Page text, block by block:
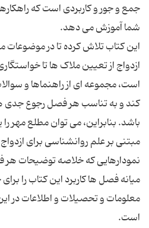
جمع و جور و کاربردی است که
این کتاب تلاش کرده تا در موضوعات
ازدواج از تعیین ملاک ها تا
است، مجموعه ای از راهنماها و
کند و به تناسب هر فصل رجوع جدی
باشد. بنابراین، می توان مطلع مهر
نمودارهایی که خلاصه توضیحات هر
میانه فصل ها کاربرد این کتاب را
معلومات و تحصیلات و اطلاعات در